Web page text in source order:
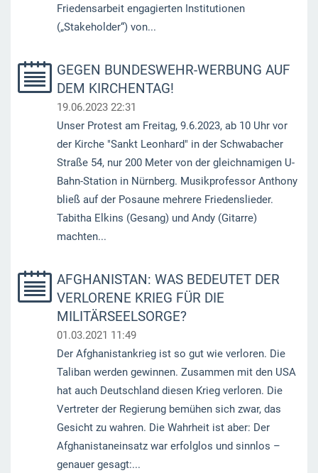
Friedensarbeit engagierten Institutionen
(„Stakeholder“) von...
GEGEN BUNDESWEHR-WERBUNG AUF
DEM KIRCHENTAG!
19.06.2023 22:31
Unser Protest am Freitag, 9.6.2023, ab 10 Uhr vor
der Kirche "Sankt Leonhard" in der Schwabacher
Straße 54, nur 200 Meter von der gleichnamigen U-
Bahn-Station in Nürnberg. Musikprofessor Anthony
bließ auf der Posaune mehrere Friedenslieder.
Tabitha Elkins (Gesang) und Andy (Gitarre)
machten...
AFGHANISTAN: WAS BEDEUTET DER
VERLORENE KRIEG FÜR DIE
MILITÄRSEELSORGE?
01.03.2021 11:49
Der Afghanistankrieg ist so gut wie verloren. Die
Taliban werden gewinnen. Zusammen mit den USA
hat auch Deutschland diesen Krieg verloren. Die
Vertreter der Regierung bemühen sich zwar, das
Gesicht zu wahren. Die Wahrheit ist aber: Der
Afghanistaneinsatz war erfolglos und sinnlos –
genauer gesagt:...